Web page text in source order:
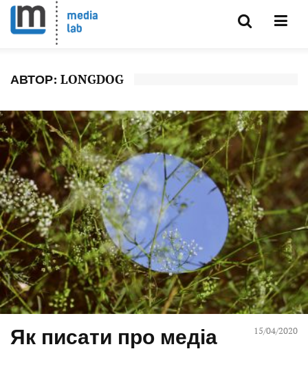
АВТОР: LONGDOG
15/04/2020
Як писати про медіа